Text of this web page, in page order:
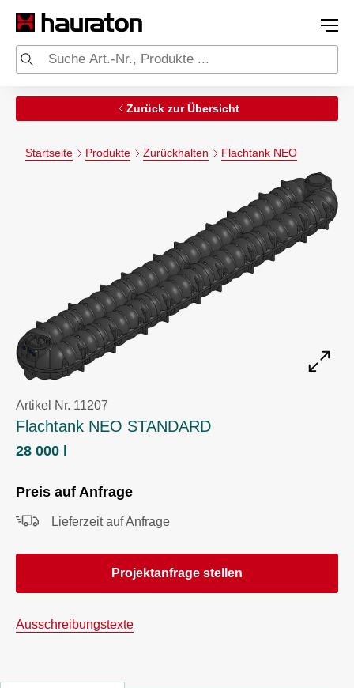
Zurück zur Übersicht
Startseite Produkte Zurückhalten Flachtank NEO
Artikel Nr. 11207
Flachtank NEO STANDARD
28 000 l
Preis auf Anfrage
Lieferzeit auf Anfrage
Projektanfrage stellen
Ausschreibungstexte